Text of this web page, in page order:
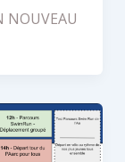
NOUVEAU